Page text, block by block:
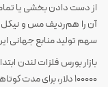
سهم تولید منابع جهانی
بازار بورس فلزات لندن
100000 دلار، برای